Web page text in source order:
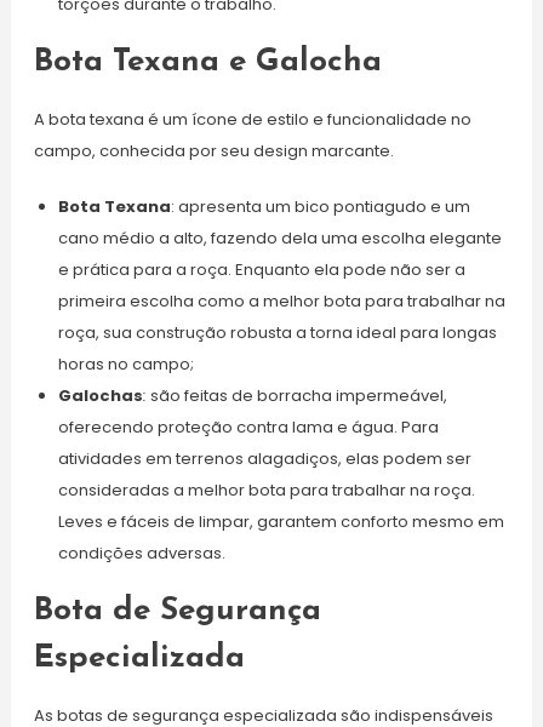
Bota Texana e Galocha
A bota texana é um ícone de estilo e funcionalidade no
campo, conhecida por seu design marcante.
Bota Texana: apresenta um bico pontiagudo e um
cano médio a alto, fazendo dela uma escolha elegante
e prática para a roça. Enquanto ela pode não ser a
primeira escolha como a melhor bota para trabalhar na
roça, sua construção robusta a torna ideal para longas
horas no campo;
Galochas: são feitas de borracha impermeável,
oferecendo proteção contra lama e água. Para
atividades em terrenos alagadiços, elas podem ser
consideradas a melhor bota para trabalhar na roça.
Leves e fáceis de limpar, garantem conforto mesmo em
condições adversas.
Bota de Segurança
Especializada
As botas de segurança especializada são indispensáveis